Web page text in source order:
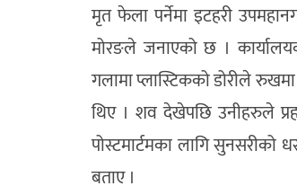
मृत फेला पर्नेमा इटहरी
मोरङले जनाएको छ ।
गलामा प्लास्टिकको डोरीले
थिए । शव देखेपछि उनीहरुले
पोस्टमार्टमका लागि सुनसरीको
बताए ।